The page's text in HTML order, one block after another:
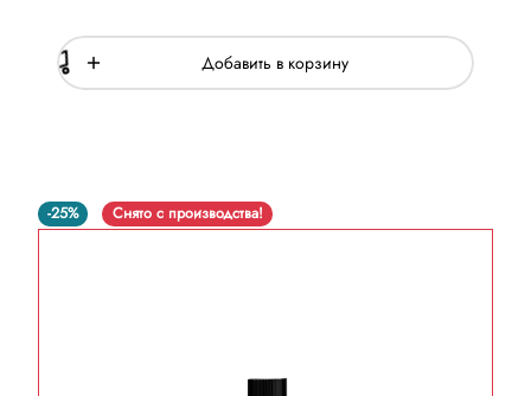
Добавить в корзину
-25% Снято с производства!